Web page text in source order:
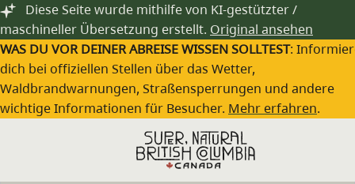
Zum Hauptinhalt springen
Diese Seite wurde mithilfe von KI-gestützter /
maschineller Übersetzung erstellt. Original ansehen
WAS DU VOR DEINER ABREISE WISSEN SOLLTEST:
dich bei offiziellen Stellen über das Wetter,
Waldbrandwarnungen, Straßensperrungen und andere
wichtige Informationen für Besucher. Mehr erfahren.